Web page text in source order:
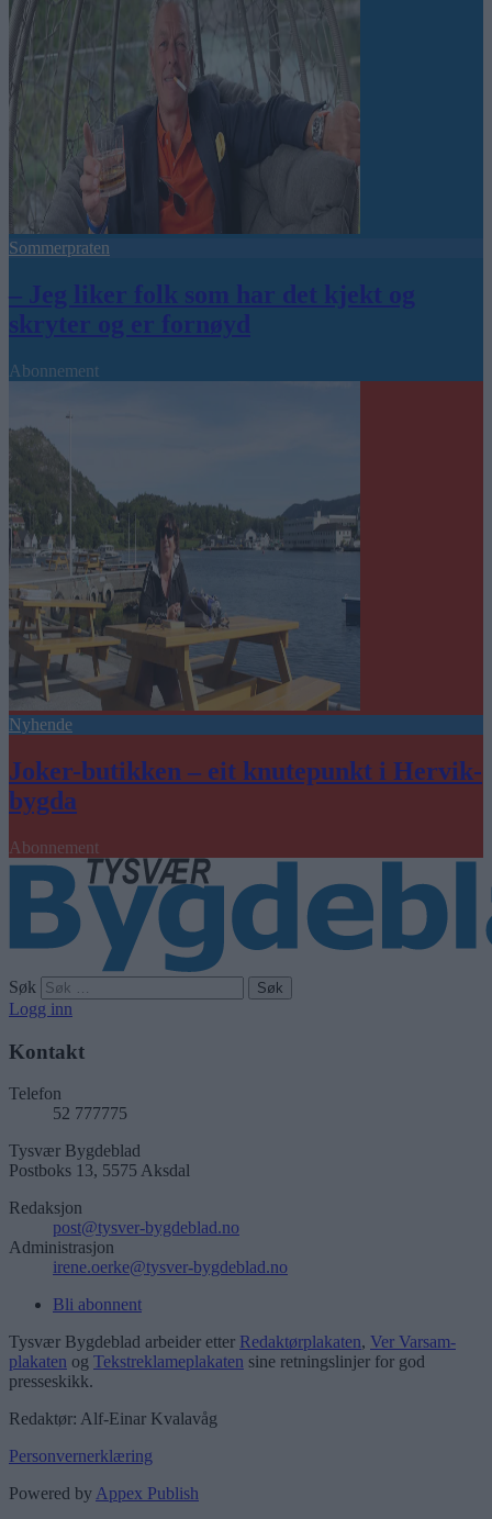
Sommerpraten
– Jeg liker folk som har det kjekt og
skryter og er fornøyd
Abonnement
Nyhende
Joker-butikken – eit knutepunkt i Hervik-
bygda
Abonnement
Søk
Logg inn
Kontakt
Telefon
52 777775
Tysvær Bygdeblad
Postboks 13, 5575 Aksdal
Redaksjon
post@tysver-bygdeblad.no
Administrasjon
irene.oerke@tysver-bygdeblad.no
Bli abonnent
Tysvær Bygdeblad arbeider etter Redaktørplakaten, Ver Varsam-
plakaten og Tekstreklameplakaten sine retningslinjer for god
presseskikk.
Redaktør: Alf-Einar Kvalavåg
Personvernerklæring
Powered byAppex Publish